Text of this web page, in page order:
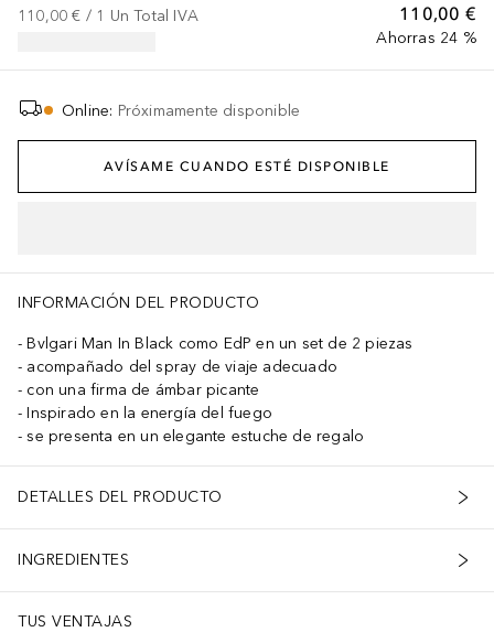
110,00 €
Ahorras 24 %
110,00 € / 1 Un Total IVA
Online: Próximamente disponible
AVÍSAME CUANDO ESTÉ DISPONIBLE
INFORMACIÓN DEL PRODUCTO
Bvlgari Man In Black como EdP en un set de 2 piezas
acompañado del spray de viaje adecuado
con una firma de ámbar picante
Inspirado en la energía del fuego
se presenta en un elegante estuche de regalo
DETALLES DEL PRODUCTO
INGREDIENTES
TUS VENTAJAS